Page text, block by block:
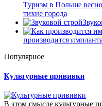
Туризм в Польше
тихие города
производится
Популярное
Культурные прививки
В этом смысле культурные